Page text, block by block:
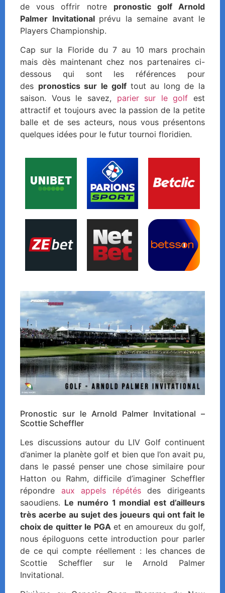
de vous offrir notre pronostic golf Arnold
Palmer Invitational prévu la semaine avant le
Players Championship.
Cap sur la Floride du 7 au 10 mars prochain
mais dès maintenant chez nos partenaires ci-
dessous qui sont les références pour
des pronostics sur le golf tout au long de la
saison. Vous le savez, parier sur le golf est
attractif et toujours avec la passion de la petite
balle et de ses acteurs, nous vous présentons
quelques idées pour le futur tournoi floridien.
Pronostic sur le Arnold Palmer Invitational –
Scottie Scheffler
Les discussions autour du LIV Golf continuent
d’animer la planète golf et bien que l’on avait pu,
dans le passé penser une chose similaire pour
Hatton ou Rahm, difficile d’imaginer Scheffler
répondre aux appels répétésdes dirigeants
saoudiens. Le numéro 1 mondial est d’ailleurs
très acerbe au sujet des joueurs qui ont fait le
choix de quitter le PGAet en amoureux du golf,
nous épiloguons cette introduction pour parler
de ce qui compte réellement : les chances de
Scottie Scheffler sur le Arnold Palmer
Invitational.